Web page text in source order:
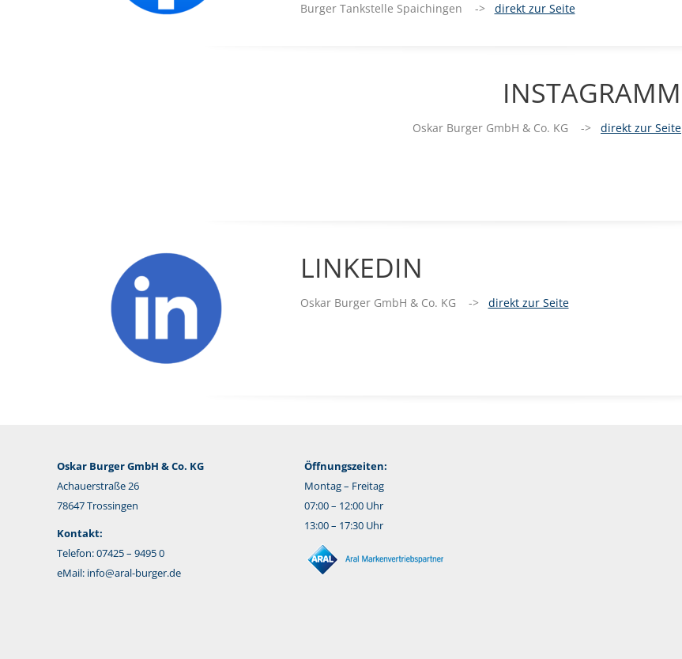
Burger Tankstelle Spaichingen -> direkt zur Seite
INSTAGRAMM
Oskar Burger GmbH & Co. KG -> direkt zur Seite
LINKEDIN
Oskar Burger GmbH & Co. KG -> direkt zur Seite
Oskar Burger GmbH & Co. KG
Achauerstraße 26
78647 Trossingen
Kontakt:
Telefon: 07425 – 9495 0
eMail: info@aral-burger.de
Öffnungszeiten:
Montag – Freitag
07:00 – 12:00 Uhr
13:00 – 17:30 Uhr